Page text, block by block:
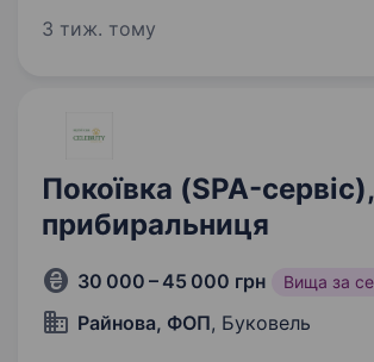
прибиральниці. Ми шукаємо людей,
3 тиж. тому
Покоївка (SPA-сервіс),
прибиральниця
30 000 – 45 000 грн Вища за
Райнова, ФОП, Буковель